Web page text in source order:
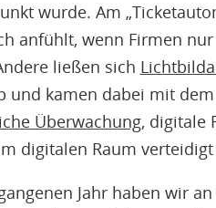
wurde. Am
anfühlt, wenn Firmen
ließen sich
und kamen dabei mit
Überwachung, digitale
digitalen Raum
Jahr haben wir